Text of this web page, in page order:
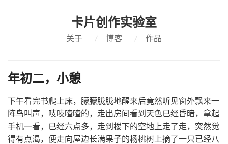
卡片创作实验室
关于 / 博客 / 作品
年初二，小憩
下午看完书爬上床，朦朦胧胧地醒来后竟然听见窗外飘来一
阵鸟叫声，吱吱喳喳的，走出房间看到天色已经昏暗，拿起
手机一看，已经六点多，走到楼下的空地上走了走，突然觉
得有点渴，便走向屋边长满果子的杨桃树上摘了一只已经八